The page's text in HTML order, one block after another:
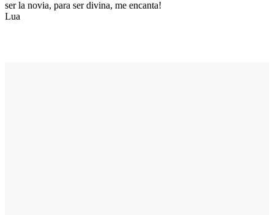
ser la novia, para ser divina, me encanta!
Lua